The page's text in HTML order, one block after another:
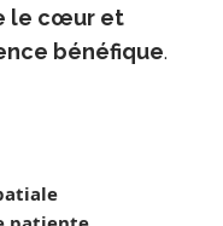
le cœur et
bénéfique.